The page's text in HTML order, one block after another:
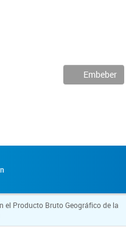
Embeber
el Producto Bruto Geográfico de la